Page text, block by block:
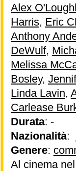
Alex
Harris, Eric
Anthony
DeWulf,
Melissa
Bosley,
Linda Lavin,
Carlease
Durata: -
Nazionalità:
Genere:
Al cinema